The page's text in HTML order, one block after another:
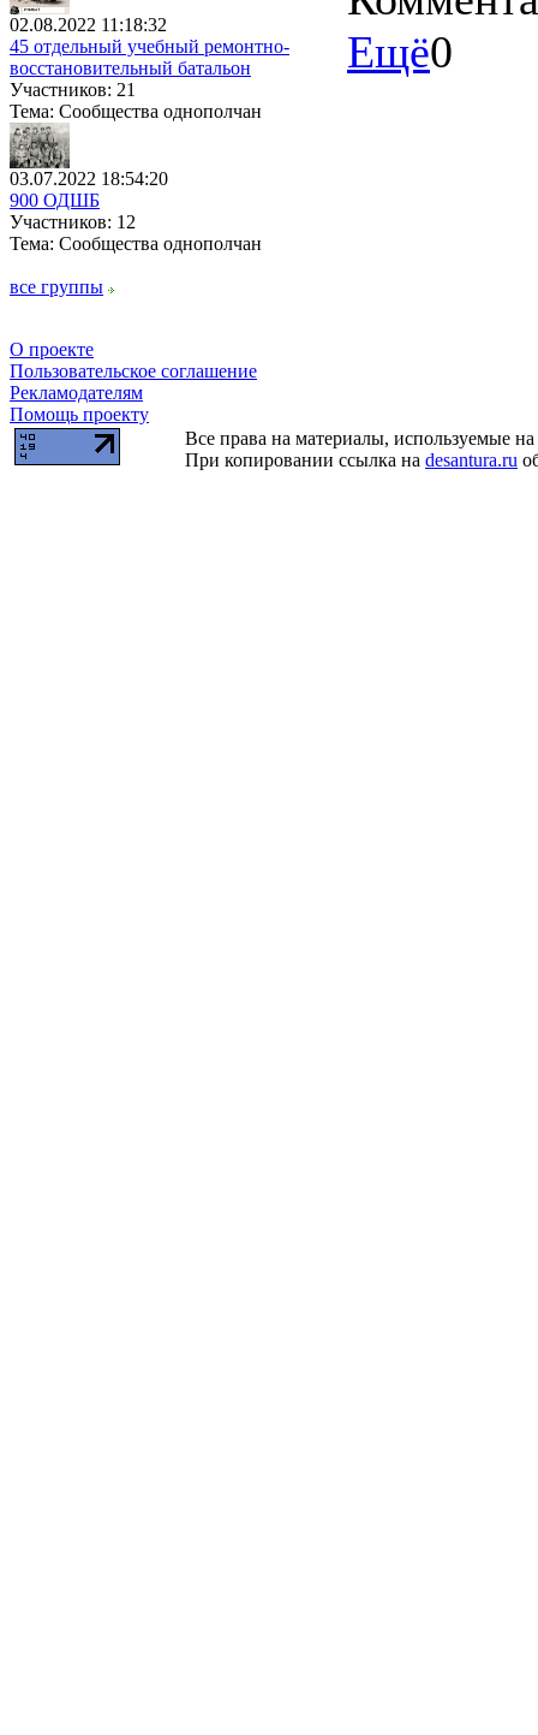
02.08.2022 11:18:32
45 отдельный учебный ремонтно-
восстановительный батальон
Участников: 21
Тема: Сообщества однополчан
03.07.2022 18:54:20
900 ОДШБ
Участников: 12
Тема: Сообщества однополчан
все группы
О проекте
Пользовательское соглашение
Рекламодателям
Помощь проекту
Ещё0
Все права на материалы, используемые
При копировании ссылка на desantura.ru